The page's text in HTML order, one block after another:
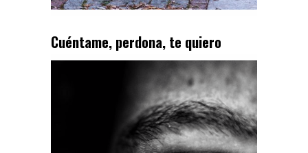
Cuéntame, perdona, te quiero